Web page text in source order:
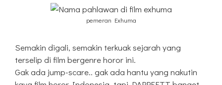
pemeran Exhuma
Semakin digali, semakin terkuak sejarah yang
terselip di film bergenre horor ini.
Gak ada jump-scare.. gak ada hantu yang nakutin